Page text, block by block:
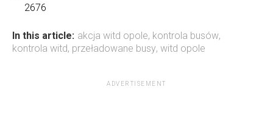
2676
In this article: akcja witd opole, kontrola busów,
kontrola witd, przeładowane busy, witd opole
ADVERTISEMENT